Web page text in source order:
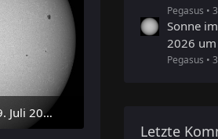
Sonne im Weißlicht am 29. Juli 2026 um 09:58 MESZ
Pegasus
Sonne
2026 um
Pegasus
Letzte